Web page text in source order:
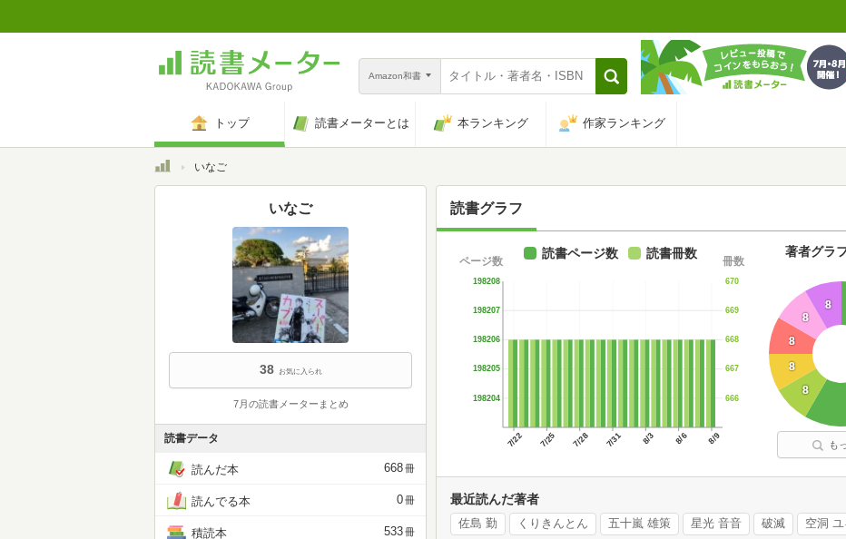
Amazon和書
トップ 読書メーターとは 本ランキング 作家ランキング
トップいなご
読書グラフ
7/22 7/25 7/28 7/31 8/3 8/6 8/9
198204
198205
198206
198207
198208
ページ数
666
667
668
669
670
冊数
読書ページ数 読書冊数
8
8
8
8
8
著者グラ
も
最近読んだ著者
佐島 勤 くりきんとん 五十嵐 雄策 星光 音音 破滅 空洞 ユ
いなご
38 お気に入られ
7月の読書メーターまとめ
読書データ
読んだ本 668冊
読んでる本 0冊
積読本 533冊